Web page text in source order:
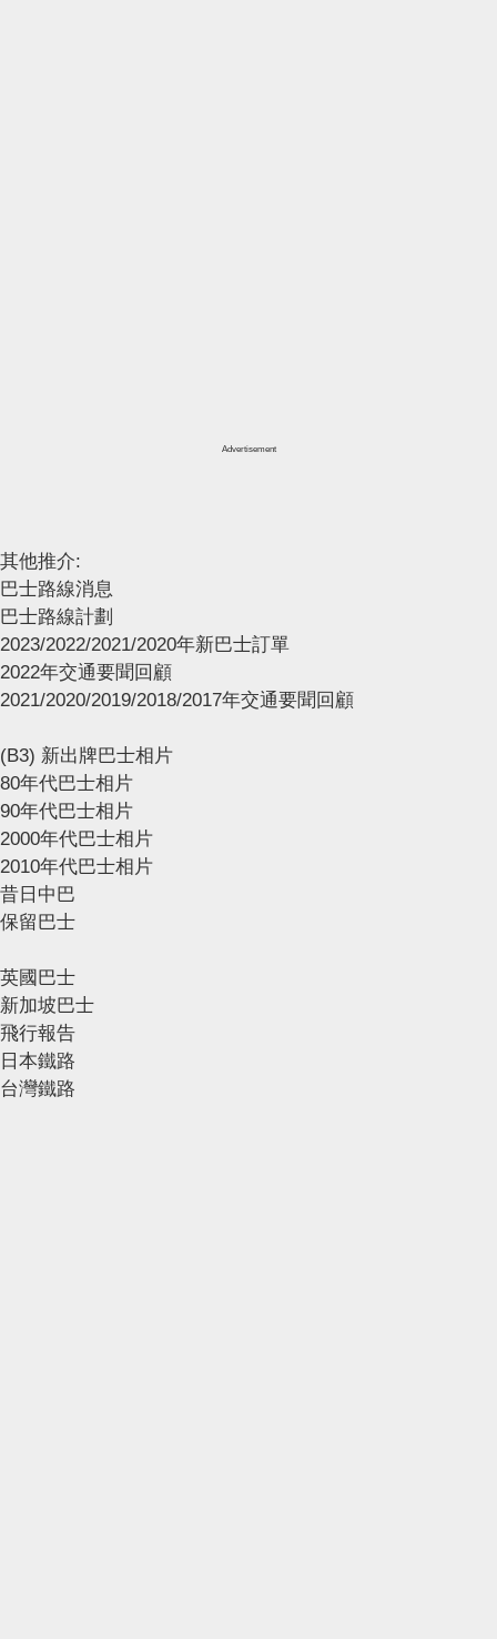
Advertisement
其他推介:
巴士路線消息
巴士路線計劃
2023/2022/2021/2020年新巴士訂單
2022年交通要聞回顧
2021/2020/2019/2018/2017年交通要聞回顧
(B3) 新出牌巴士相片
80年代巴士相片
90年代巴士相片
2000年代巴士相片
2010年代巴士相片
昔日中巴
保留巴士
英國巴士
新加坡巴士
飛行報告
日本鐵路
台灣鐵路